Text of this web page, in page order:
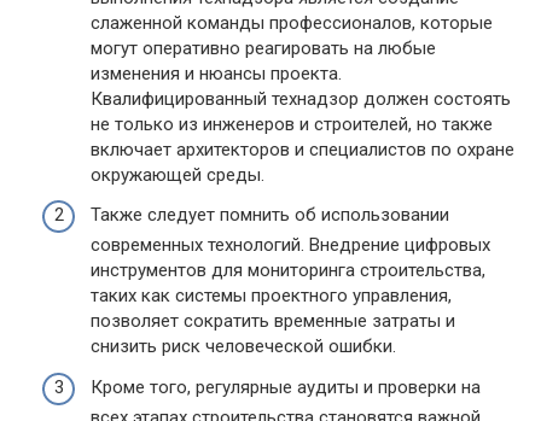
слаженной команды профессионалов, которые
могут оперативно реагировать на любые
изменения и нюансы проекта.
Квалифицированный технадзор должен состоять
не только из инженеров и строителей, но также
включает архитекторов и специалистов по охране
окружающей среды.
Также следует помнить об использовании
современных технологий. Внедрение цифровых
инструментов для мониторинга строительства,
таких как системы проектного управления,
позволяет сократить временные затраты и
снизить риск человеческой ошибки.
Кроме того, регулярные аудиты и проверки на